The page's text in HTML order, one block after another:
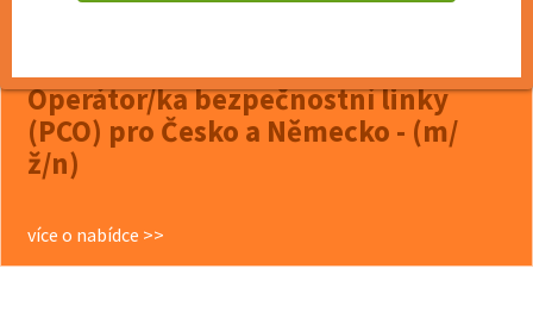
Operátor/ka bezpečnostní linky
(PCO) pro Česko a Německo - (m/
ž/n)
více o nabídce >>